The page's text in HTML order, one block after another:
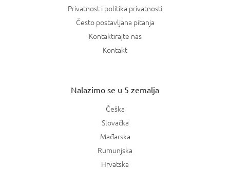
Privatnost i politika privatnosti
Često postavljana pitanja
Kontaktirajte nas
Kontakt
Nalazimo se u 5 zemalja
Češka
Slovačka
Mađarska
Rumunjska
Hrvatska